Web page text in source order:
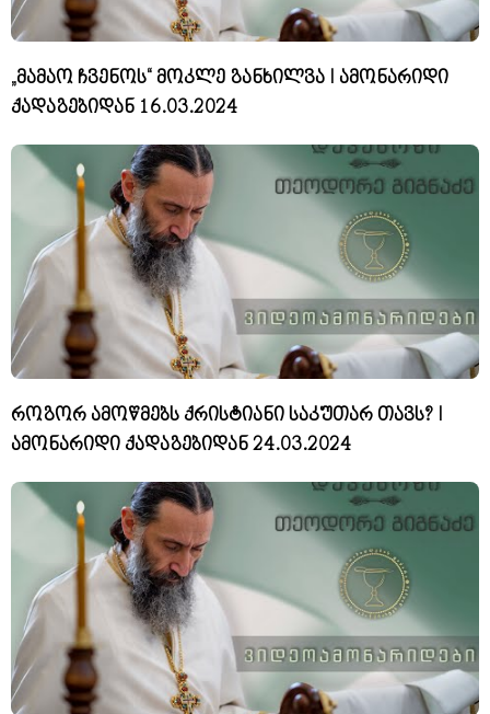
„მამაო ჩვენოს“ მოკლე განხილვა I ამონარიდი
ქადაგებიდან 16.03.2024
როგორ ამოწმებს ქრისტიანი საკუთარ თავს? I
ამონარიდი ქადაგებიდან 24.03.2024